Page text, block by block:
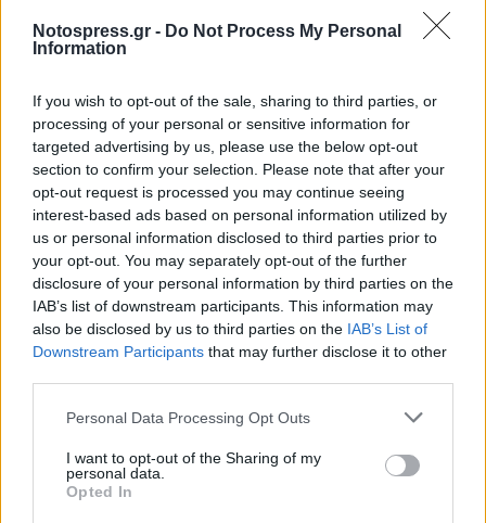
Notospress.gr - Do Not Process My Personal
Information
If you wish to opt-out of the sale, sharing to third parties, or
processing of your personal or sensitive information for
targeted advertising by us, please use the below opt-out
section to confirm your selection. Please note that after your
opt-out request is processed you may continue seeing
interest-based ads based on personal information utilized by
us or personal information disclosed to third parties prior to
your opt-out. You may separately opt-out of the further
disclosure of your personal information by third parties on the
IAB’s list of downstream participants. This information may
also be disclosed by us to third parties on the IAB’s List of
Downstream Participants that may further disclose it to other
Personal Data Processing Opt Outs
I want to opt-out of the Sharing of my
personal data.
Opted In
Σχετικά Άρθρα